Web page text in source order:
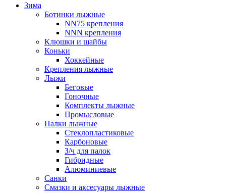
Зима
Ботинки лыжные
NN75 крепления
NNN крепления
Клюшки и шайбы
Коньки
Хоккейные
Крепления лыжные
Лыжи
Беговые
Гоночные
Комплекты лыжные
Промысловые
Палки лыжные
Стеклопластиковые
Карбоновые
З/ч для палок
Гибридные
Алюминиевые
Санки
Смазки и аксесуары лыжные